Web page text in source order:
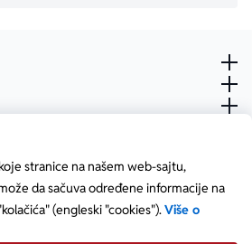
stranice na našem web-sajtu,
da sačuva određene informacije na
(engleski "cookies").Više o